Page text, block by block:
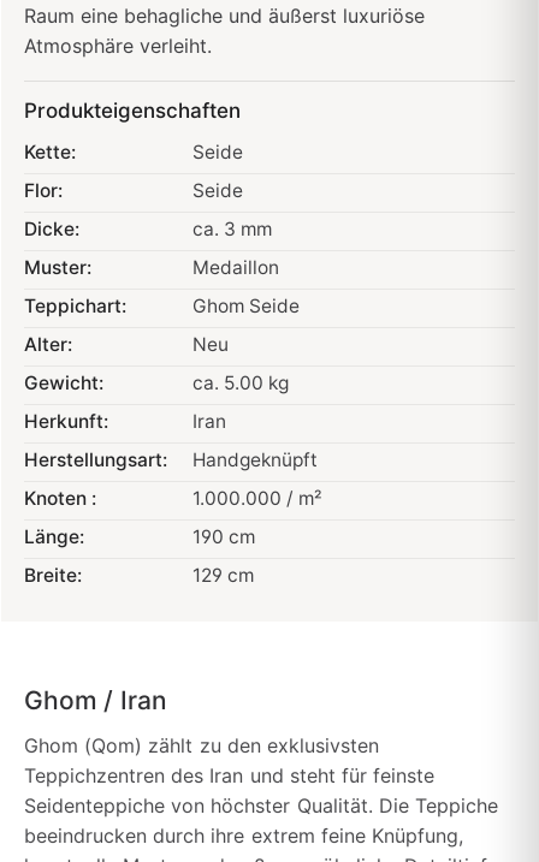
Raum eine behagliche und äußerst luxuriöse
Atmosphäre verleiht.
Produkteigenschaften
Kette:
Seide
Flor:
Seide
Dicke:
ca. 3 mm
Muster:
Medaillon
Teppichart:
Ghom Seide
Alter:
Neu
Gewicht:
ca. 5.00 kg
Herkunft:
Iran
Herstellungsart:
Handgeknüpft
Knoten :
1.000.000 / m²
Länge:
190 cm
Breite:
129 cm
Ghom / Iran
Ghom (Qom) zählt zu den exklusivsten
Teppichzentren des Iran und steht für feinste
Seidenteppiche von höchster Qualität. Die Teppiche
beeindrucken durch ihre extrem feine Knüpfung,